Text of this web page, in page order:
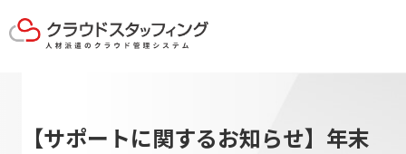
【サポートに関するお知らせ】年末